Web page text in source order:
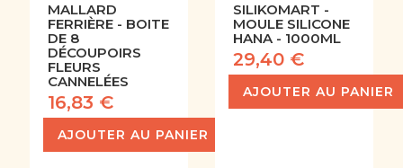
MALLARD
FERRIÈRE - BOITE
DE 8
DÉCOUPOIRS
FLEURS
CANNELÉES
16,83 €
AJOUTER AU PANIER
SILIKOMART -
MOULE SILICONE
HANA - 1000ML
29,40 €
AJOUTER AU PANIER